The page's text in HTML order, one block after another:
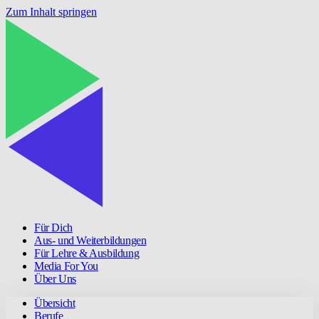
Zum Inhalt springen
Für Dich
Aus- und Weiterbildungen
Für Lehre & Ausbildung
Media For You
Über Uns
Übersicht
Berufe